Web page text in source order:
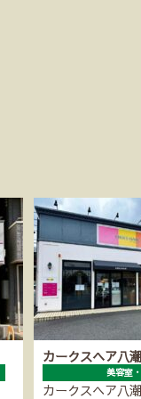
カークスヘア八
美容室
カークスヘア八